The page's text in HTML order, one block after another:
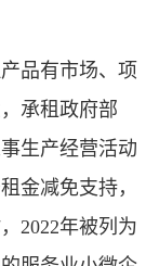
品有市场、项
承租政府部
生产经营活动
金减免支持，
2022年被列为